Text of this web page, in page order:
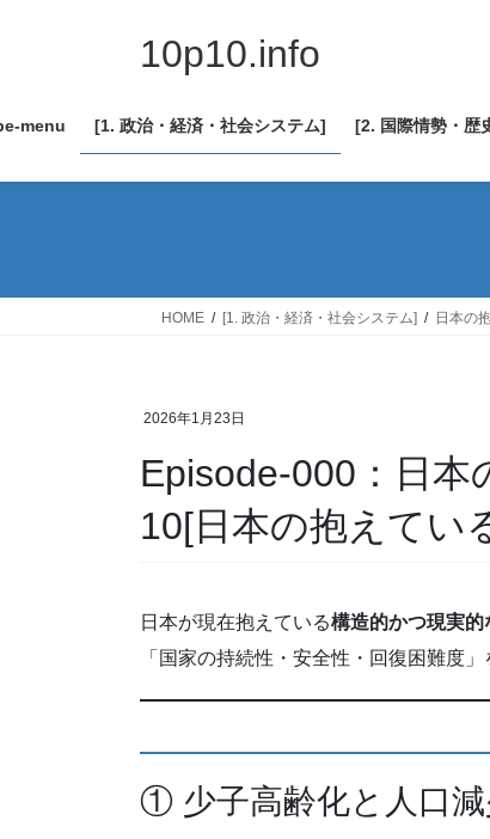
ツ
ス
シ
ン
10p10.info
menu [1. 政治・経済・社会システム] [2. 国際情勢・歴
HOME [1. 政治・経済・社会システム] 日本の
2026年1月23日
Episode-000：日本
10[日本の抱えてい
日本が現在抱えている構造的かつ現実的
「国家の持続性・安全性・回復困難度
① 少子高齢化と人口減